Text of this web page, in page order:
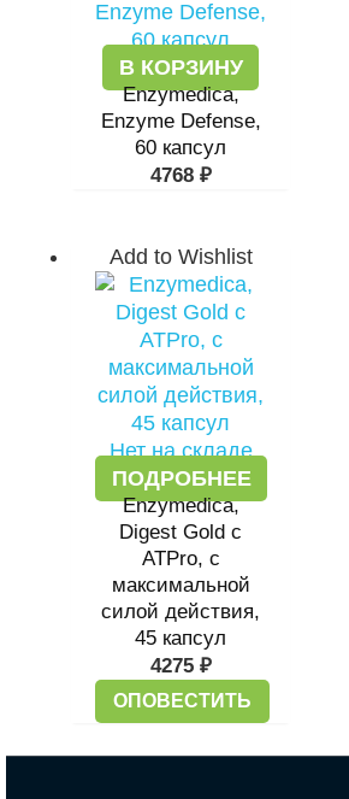
В КОРЗИНУ
Enzymedica,
Enzyme Defense,
60 капсул
4768 ₽
Add to Wishlist
Нет на складе
ПОДРОБНЕЕ
Enzymedica,
Digest Gold с
ATPro, с
максимальной
силой действия,
45 капсул
4275 ₽
ОПОВЕСТИТЬ